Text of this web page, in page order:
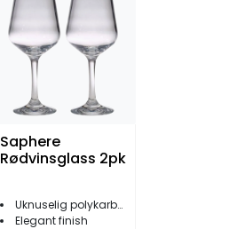
Saphere
Rødvinsglass 2pk
Uknuselig polykarbonat
Elegant finish